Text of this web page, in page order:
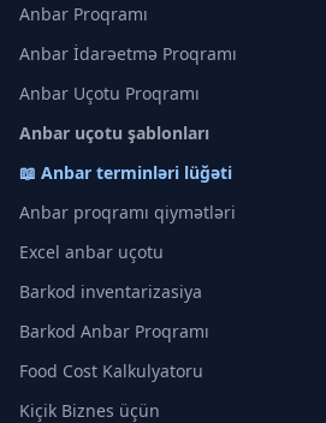
Anbar Proqramı
Anbar İdarəetmə Proqramı
Anbar Uçotu Proqramı
Anbar uçotu şablonları
📖 Anbar terminləri lüğəti
Anbar proqramı qiymətləri
Excel anbar uçotu
Barkod inventarizasiya
Barkod Anbar Proqramı
Food Cost Kalkulyatoru
Kiçik Biznes üçün